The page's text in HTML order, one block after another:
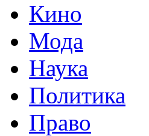
Кино
Мода
Наука
Политика
Право